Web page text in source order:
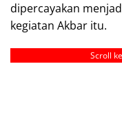
dipercayakan
kegiatan Akbar itu.
Scroll